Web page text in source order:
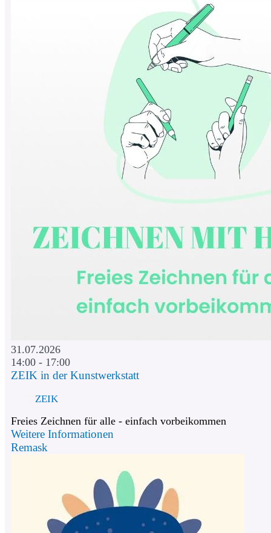
31.07.2026
14:00 - 17:00
ZEIK in der Kunstwerkstatt
ZEIK
Freies Zeichnen für alle - einfach vorbeikommen
Weitere Informationen
Remask